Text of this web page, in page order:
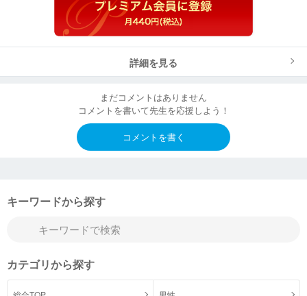
詳細を見る
まだコメントはありません
コメントを書いて先生を応援しよう！
コメントを書く
キーワードから探す
カテゴリから探す